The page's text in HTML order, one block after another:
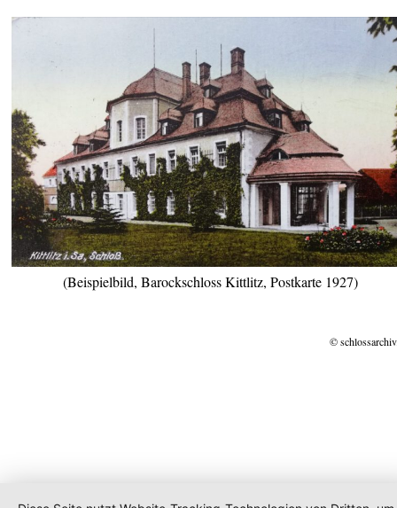
(Beispielbild, Barockschloss Kittlitz, Postkarte 1927)
©